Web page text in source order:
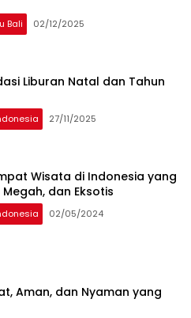
Bali 02/12/2025
Liburan Natal dan Tahun
27/11/2025
Wisata di Indonesia yang
dan Eksotis
02/05/2024
Aman, dan Nyaman yang